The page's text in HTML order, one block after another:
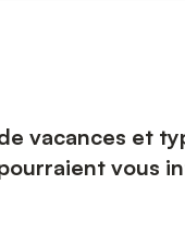
vacances et
vous